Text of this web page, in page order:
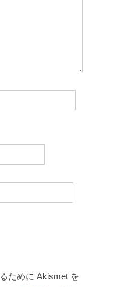
ために Akismet を